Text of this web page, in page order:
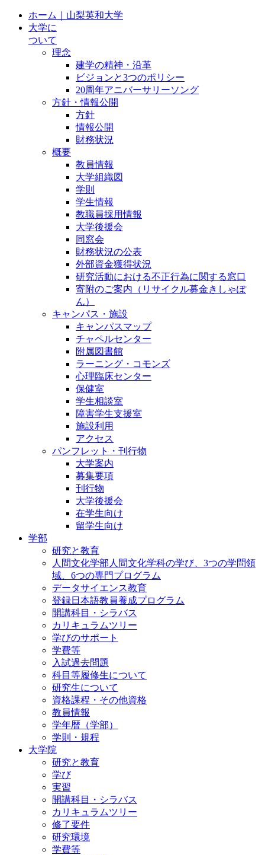
ホーム｜山梨英和大学
大学に
ついて
理念
建学の精神・沿革
ビジョンと3つのポリシー
20周年アニバーサリーソング
方針・情報公開
方針
情報公開
財務状況
概要
教員情報
大学組織図
学則
学生情報
教職員採用情報
大学後援会
同窓会
財務状況の公表
外部資金獲得状況
研究活動における不正行為に関する窓口
寄附のご案内（リサイクル募金きしゃぽ
ん）
キャンパス・施設
キャンパスマップ
チャペルセンター
附属図書館
ラーニング・コモンズ
心理臨床センター
保健室
学生相談室
障害学生支援室
施設利用
アクセス
パンフレット・刊行物
大学案内
募集要項
刊行物
大学後援会
在学生向け
留学生向け
学部
研究と教育
人間文化学部人間文化学科の学び、3つの学問領
域、6つの専門プログラム
データサイエンス教育
登録日本語教員養成プログラム
開講科目・シラバス
カリキュラムツリー
学びのサポート
学費等
入試過去問題
科目等履修生について
研究生について
資格課程・その他資格
教員情報
学年暦（学部）
学則・規程
大学院
研究と教育
学び
実習
開講科目・シラバス
カリキュラムツリー
修了要件
研究環境
学費等